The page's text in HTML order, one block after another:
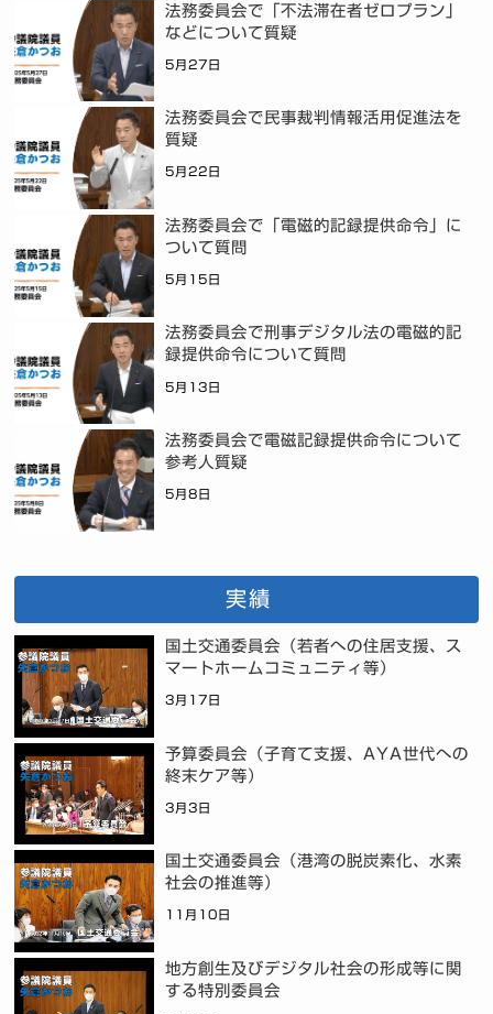
法務委員会で「不法滞在者ゼロプラン」
などについて質疑
5月27日
法務委員会で民事裁判情報活用促進法を
質疑
5月22日
法務委員会で「電磁的記録提供命令」に
ついて質問
5月15日
法務委員会で刑事デジタル法の電磁的記
録提供命令について質問
5月13日
法務委員会で電磁記録提供命令について
参考人質疑
5月8日
実績
国土交通委員会（若者への住居支援、ス
マートホームコミュニティ等）
3月17日
予算委員会（子育て支援、AYA世代への
終末ケア等）
3月3日
国土交通委員会（港湾の脱炭素化、水素
社会の推進等）
11月10日
地方創生及びデジタル社会の形成等に関
する特別委員会